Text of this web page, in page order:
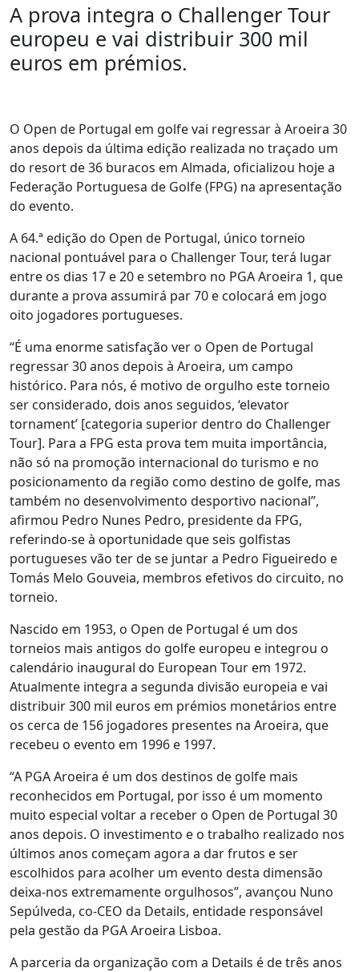
A prova integra o Challenger Tour
europeu e vai distribuir 300 mil
euros em prémios.
O Open de Portugal em golfe vai regressar à Aroeira 30
anos depois da última edição realizada no traçado um
do resort de 36 buracos em Almada, oficializou hoje a
Federação Portuguesa de Golfe (FPG) na apresentação
do evento.
A 64.ª edição do Open de Portugal, único torneio
nacional pontuável para o Challenger Tour, terá lugar
entre os dias 17 e 20 e setembro no PGA Aroeira 1, que
durante a prova assumirá par 70 e colocará em jogo
oito jogadores portugueses.
“É uma enorme satisfação ver o Open de Portugal
regressar 30 anos depois à Aroeira, um campo
histórico. Para nós, é motivo de orgulho este torneio
ser considerado, dois anos seguidos, ‘elevator
tornament’ [categoria superior dentro do Challenger
Tour]. Para a FPG esta prova tem muita importância,
não só na promoção internacional do turismo e no
posicionamento da região como destino de golfe, mas
também no desenvolvimento desportivo nacional”,
afirmou Pedro Nunes Pedro, presidente da FPG,
referindo-se à oportunidade que seis golfistas
portugueses vão ter de se juntar a Pedro Figueiredo e
Tomás Melo Gouveia, membros efetivos do circuito, no
torneio.
Nascido em 1953, o Open de Portugal é um dos
torneios mais antigos do golfe europeu e integrou o
calendário inaugural do European Tour em 1972.
Atualmente integra a segunda divisão europeia e vai
distribuir 300 mil euros em prémios monetários entre
os cerca de 156 jogadores presentes na Aroeira, que
recebeu o evento em 1996 e 1997.
“A PGA Aroeira é um dos destinos de golfe mais
reconhecidos em Portugal, por isso é um momento
muito especial voltar a receber o Open de Portugal 30
anos depois. O investimento e o trabalho realizado nos
últimos anos começam agora a dar frutos e ser
escolhidos para acolher um evento desta dimensão
deixa-nos extremamente orgulhosos”, avançou Nuno
Sepúlveda, co-CEO da Details, entidade responsável
pela gestão da PGA Aroeira Lisboa.
A parceria da organização com a Details é de três anos